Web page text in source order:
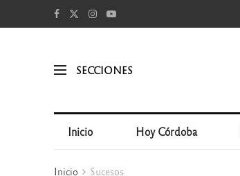
SECCIONES
Inicio Hoy Córdoba
Inicio Sucesos